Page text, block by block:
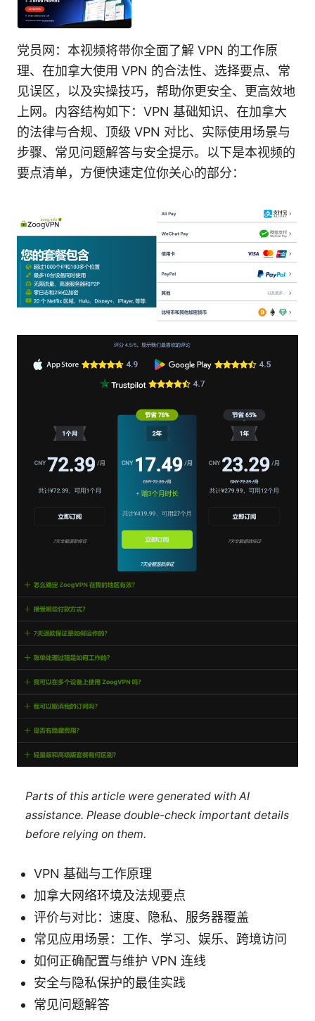
党员网：本视频将带你全面了解 VPN 的工作原
理、在加拿大使用 VPN 的合法性、选择要点、常
见误区，以及实操技巧，帮助你更安全、更高效地
上网。内容结构如下：VPN 基础知识、在加拿大
的法律与合规、顶级 VPN 对比、实际使用场景与
步骤、常见问题解答与安全提示。以下是本视频的
要点清单，方便快速定位你关心的部分：
Parts of this article were generated with AI
assistance. Please double-check important details
before relying on them.
VPN 基础与工作原理
加拿大网络环境及法规要点
评价与对比：速度、隐私、服务器覆盖
常见应用场景：工作、学习、娱乐、跨境访问
如何正确配置与维护 VPN 连线
安全与隐私保护的最佳实践
常见问题解答